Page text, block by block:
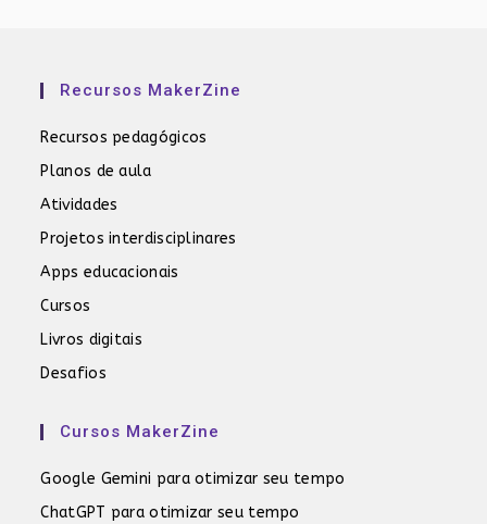
Recursos MakerZine
Recursos pedagógicos
Planos de aula
Atividades
Projetos interdisciplinares
Apps educacionais
Cursos
Livros digitais
Desafios
Cursos MakerZine
Google Gemini para otimizar seu tempo
ChatGPT para otimizar seu tempo